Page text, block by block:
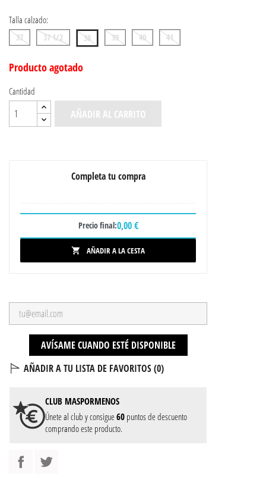
Talla calzado:
37 37 1/2 38 39 40 41
Producto agotado
Cantidad
AÑADIR AL CARRITO
Completa tu compra
Precio final:0,00 €
 AÑADIR A LA CESTA
AVÍSAME CUANDO ESTÉ DISPONIBLE
AÑADIR A TU LISTA DE FAVORITOS (0)
CLUB MASPORMENOS
Únete al club y consigue60 puntos de descuento
comprando este producto.